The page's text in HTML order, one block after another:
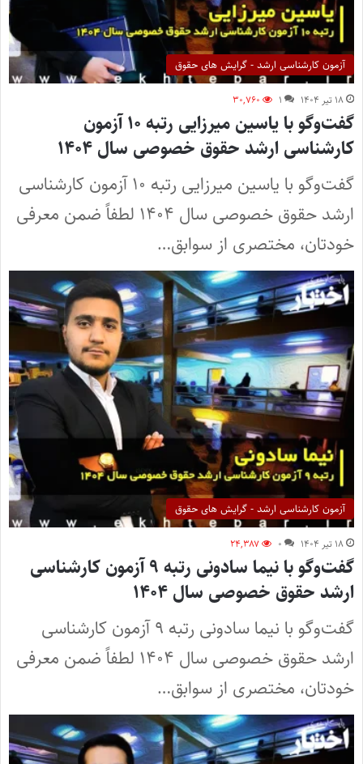
آزمون کارشناسی ارشد - گرایش های حقوق
۱۸ تیر ۱۴۰۴ ۱ ۳۰,۷۶۰
گفت‌وگو با یاسین میرزایی رتبه ۱۰ آزمون
کارشناسی ارشد حقوق خصوصی سال ۱۴۰۴
گفت‌وگو با یاسین میرزایی رتبه ۱۰ آزمون کارشناسی
ارشد حقوق خصوصی سال ۱۴۰۴ لطفاً ضمن معرفی
خودتان، مختصری از سوابق…
آزمون کارشناسی ارشد - گرایش های حقوق
۱۸ تیر ۱۴۰۴ ۰ ۲۴,۳۸۷
گفت‌وگو با نیما سادونی رتبه ۹ آزمون کارشناسی
ارشد حقوق خصوصی سال ۱۴۰۴
گفت‌وگو با نیما سادونی رتبه ۹ آزمون کارشناسی
ارشد حقوق خصوصی سال ۱۴۰۴ لطفاً ضمن معرفی
خودتان، مختصری از سوابق…